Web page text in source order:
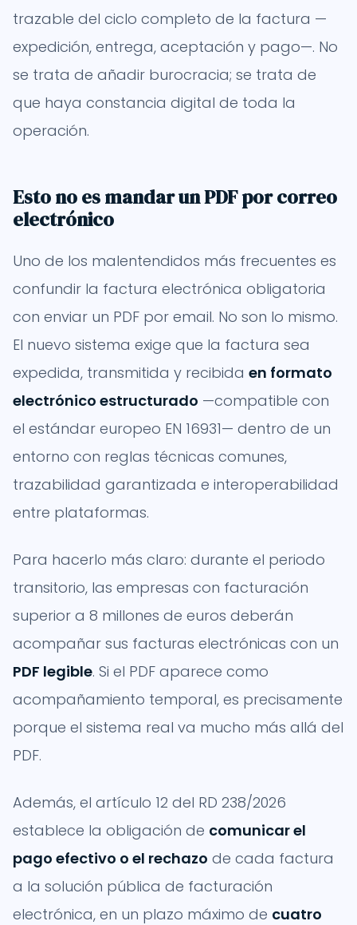
trazable del ciclo completo de la factura —
expedición, entrega, aceptación y pago—. No
se trata de añadir burocracia; se trata de
que haya constancia digital de toda la
operación.
Esto no es mandar un PDF por correo
electrónico
Uno de los malentendidos más frecuentes es
confundir la factura electrónica obligatoria
con enviar un PDF por email. No son lo mismo.
El nuevo sistema exige que la factura sea
expedida, transmitida y recibida en formato
electrónico estructurado —compatible con
el estándar europeo EN 16931— dentro de un
entorno con reglas técnicas comunes,
trazabilidad garantizada e interoperabilidad
entre plataformas.
Para hacerlo más claro: durante el periodo
transitorio, las empresas con facturación
superior a 8 millones de euros deberán
acompañar sus facturas electrónicas con un
PDF legible. Si el PDF aparece como
acompañamiento temporal, es precisamente
porque el sistema real va mucho más allá del
PDF.
Además, el artículo 12 del RD 238/2026
establece la obligación de comunicar el
pago efectivo o el rechazo de cada factura
a la solución pública de facturación
electrónica, en un plazo máximo de cuatro